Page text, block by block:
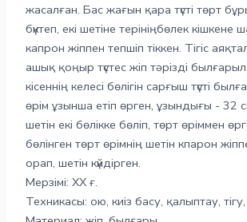
жасалған. Бас жағын қара түсті төрт
бүктеп, екі шетіне терініңбөлек
капрон жіппен тепшіп тіккен. Тігіс
ашық қоңыр түстес жіп тәрізді
кісеннің келесі бөлігін сарғыш түсті
өрім ұзынша етіп өрген, ұзындығы - 32
шетін екі бөлікке бөліп, төрт өріммен
бөлінген төрт өрімнің шетін кпарон
орап, шетін күйдірген.
Мерзімі: ХХ ғ.
Техникасы: ою, киіз басу, қалыптау,